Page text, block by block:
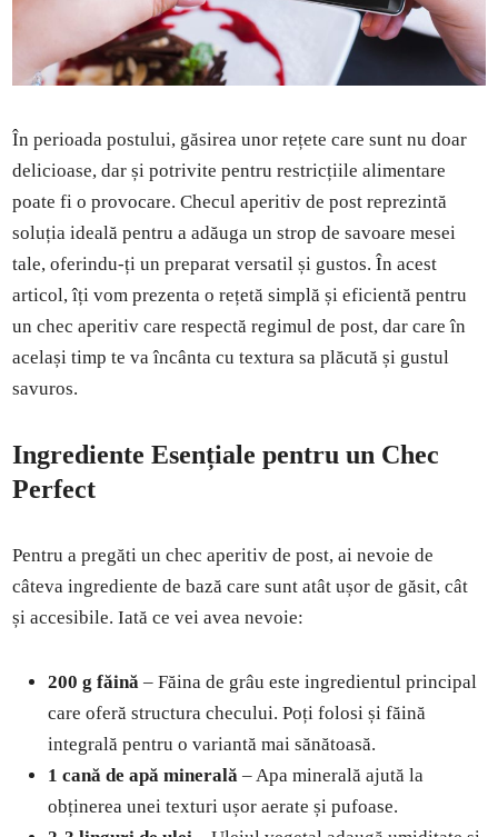
În perioada postului, găsirea unor rețete care sunt nu doar
delicioase, dar și potrivite pentru restricțiile alimentare
poate fi o provocare. Checul aperitiv de post reprezintă
soluția ideală pentru a adăuga un strop de savoare mesei
tale, oferindu-ți un preparat versatil și gustos. În acest
articol, îți vom prezenta o rețetă simplă și eficientă pentru
un chec aperitiv care respectă regimul de post, dar care în
același timp te va încânta cu textura sa plăcută și gustul
savuros.
Ingrediente Esențiale pentru un Chec
Perfect
Pentru a pregăti un chec aperitiv de post, ai nevoie de
câteva ingrediente de bază care sunt atât ușor de găsit, cât
și accesibile. Iată ce vei avea nevoie:
200 g făină – Făina de grâu este ingredientul principal
care oferă structura checului. Poți folosi și făină
integrală pentru o variantă mai sănătoasă.
1 cană de apă minerală – Apa minerală ajută la
obținerea unei texturi ușor aerate și pufoase.